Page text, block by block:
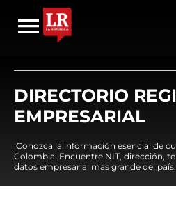
DIRECTORIO
EMPRESARIAL
¡Conozca la información esencial de
Colombia! Encuentre NIT, dirección,
datos empresarial mas grande del país.